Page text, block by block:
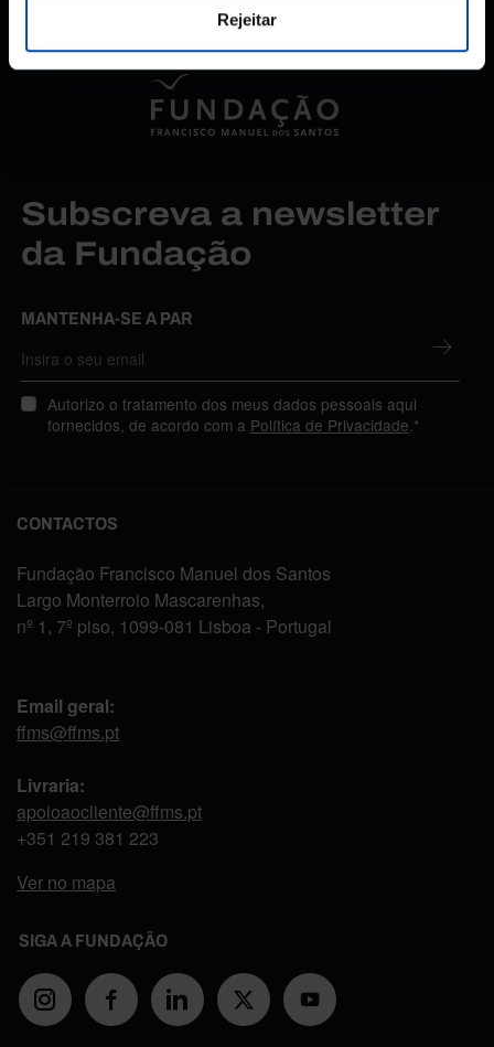
Rejeitar
Subscreva a newsletter
da Fundação
MANTENHA-SE A PAR
Autorizo o tratamento dos meus dados pessoais aqui
fornecidos, de acordo com a Política de Privacidade .*
CONTACTOS
Fundação Francisco Manuel dos Santos
Largo Monterroio Mascarenhas,
nº 1, 7º piso, 1099-081 Lisboa - Portugal
Email geral:
ffms@ffms.pt
Livraria:
apoioaocliente@ffms.pt
+351 219 381 223
Ver no mapa
SIGA A FUNDAÇÃO